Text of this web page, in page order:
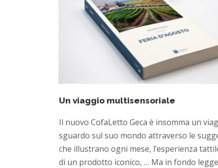
Un viaggio multisensoriale
Il nuovo CofaLetto Geca è insomma un
sguardo sul suo mondo attraverso le
che illustrano ogni mese, l’esperienza
di un prodotto iconico, … Ma in fondo